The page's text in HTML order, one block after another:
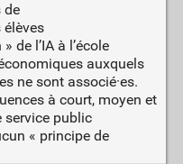
de
de l’IA à l’école
auxquels
ne sont associé·es.
à court, moyen et
service public
« principe de